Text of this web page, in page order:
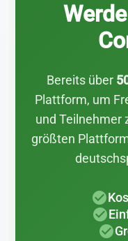
Bereits über
Plattform, um
und Teilnehmer
größten
check_circle
check_circle
check_circle